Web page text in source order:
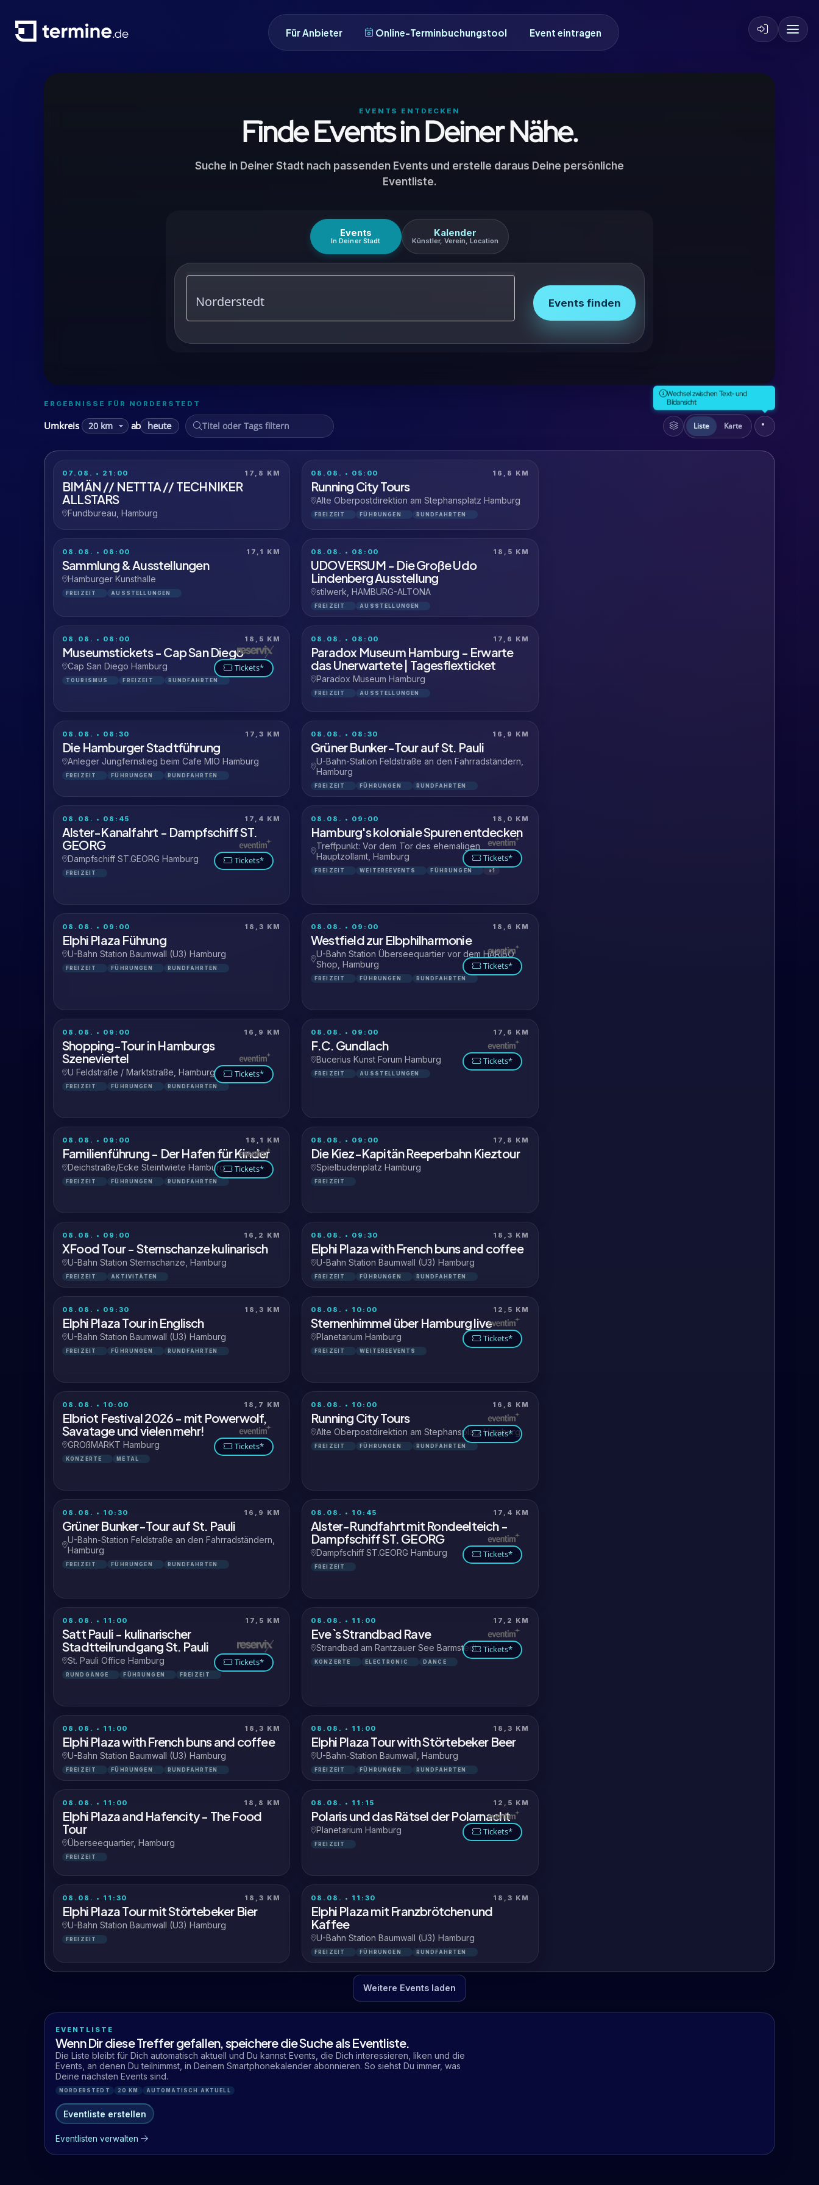
Für Anbieter Online-Terminbuchungstool Event eintragen
EVENTS ENTDECKEN
Finde Events in Deiner Nähe.
Suche in Deiner Stadt nach passenden Events und erstelle daraus Deine persönliche
Eventliste.
Events
In Deiner Stadt
Kalender
Künstler, Verein, Location
Events finden
ERGEBNISSE FÜR NORDERSTEDT
Umkreis ab heute Liste Karte
Wechsel zwischen Text- und
Bildansicht
07.08. • 21:00 17,8 KM
BIMÄN // NETTTA // TECHNIKER
ALLSTARS
Fundbureau, Hamburg
08.08. • 05:00 16,8 KM
Running City Tours
Alte Oberpostdirektion am Stephansplatz Hamburg
FREIZEIT FÜHRUNGEN RUNDFAHRTEN
08.08. • 08:00 17,1 KM
Sammlung & Ausstellungen
Hamburger Kunsthalle
FREIZEIT AUSSTELLUNGEN
08.08. • 08:00 18,5 KM
UDOVERSUM - Die Große Udo
Lindenberg Ausstellung
stilwerk, HAMBURG-ALTONA
FREIZEIT AUSSTELLUNGEN
08.08. • 08:00 18,5 KM
Museumstickets - Cap San Diego
Cap San Diego Hamburg
TOURISMUS FREIZEIT RUNDFAHRTEN
Tickets*
08.08. • 08:00 17,6 KM
Paradox Museum Hamburg - Erwarte
das Unerwartete | Tagesflexticket
Paradox Museum Hamburg
FREIZEIT AUSSTELLUNGEN
08.08. • 08:30 17,3 KM
Die Hamburger Stadtführung
Anleger Jungfernstieg beim Cafe MIO Hamburg
FREIZEIT FÜHRUNGEN RUNDFAHRTEN
08.08. • 08:30 16,9 KM
Grüner Bunker-Tour auf St. Pauli
U-Bahn-Station Feldstraße an den Fahrradständern,
Hamburg
FREIZEIT FÜHRUNGEN RUNDFAHRTEN
08.08. • 08:45 17,4 KM
Alster-Kanalfahrt - Dampfschiff ST.
GEORG
Dampfschiff ST.GEORG Hamburg
FREIZEIT
Tickets*
08.08. • 09:00 18,0 KM
Hamburg's koloniale Spuren entdecken
Treffpunkt: Vor dem Tor des ehemaligen
Hauptzollamt, Hamburg
FREIZEIT WEITEREEVENTS FÜHRUNGEN +1
Tickets*
08.08. • 09:00 18,3 KM
Elphi Plaza Führung
U-Bahn Station Baumwall (U3) Hamburg
FREIZEIT FÜHRUNGEN RUNDFAHRTEN
08.08. • 09:00 18,6 KM
Westfield zur Elbphilharmonie
U-Bahn Station Überseequartier vor dem HARIBO
Shop, Hamburg
FREIZEIT FÜHRUNGEN RUNDFAHRTEN
Tickets*
08.08. • 09:00 16,9 KM
Shopping-Tour in Hamburgs
Szeneviertel
U Feldstraße / Marktstraße, Hamburg
FREIZEIT FÜHRUNGEN RUNDFAHRTEN
Tickets*
08.08. • 09:00 17,6 KM
F.C. Gundlach
Bucerius Kunst Forum Hamburg
FREIZEIT AUSSTELLUNGEN
Tickets*
08.08. • 09:00 18,1 KM
Familienführung - Der Hafen für Kinder
Deichstraße/Ecke Steintwiete Hamburg
FREIZEIT FÜHRUNGEN RUNDFAHRTEN
Tickets*
08.08. • 09:00 17,8 KM
Die Kiez-Kapitän Reeperbahn Kieztour
Spielbudenplatz Hamburg
FREIZEIT
08.08. • 09:00 16,2 KM
XFood Tour - Sternschanze kulinarisch
U-Bahn Station Sternschanze, Hamburg
FREIZEIT AKTIVITÄTEN
08.08. • 09:30 18,3 KM
Elphi Plaza with French buns and coffee
U-Bahn Station Baumwall (U3) Hamburg
FREIZEIT FÜHRUNGEN RUNDFAHRTEN
08.08. • 09:30 18,3 KM
Elphi Plaza Tour in Englisch
U-Bahn Station Baumwall (U3) Hamburg
FREIZEIT FÜHRUNGEN RUNDFAHRTEN
08.08. • 10:00 12,5 KM
Sternenhimmel über Hamburg live
Planetarium Hamburg
FREIZEIT WEITEREEVENTS
Tickets*
08.08. • 10:00 18,7 KM
Elbriot Festival 2026 - mit Powerwolf,
Savatage und vielen mehr!
GROßMARKT Hamburg
KONZERTE METAL
Tickets*
08.08. • 10:00 16,8 KM
Running City Tours
Alte Oberpostdirektion am Stephansplatz Hamburg
FREIZEIT FÜHRUNGEN RUNDFAHRTEN
Tickets*
08.08. • 10:30 16,9 KM
Grüner Bunker-Tour auf St. Pauli
U-Bahn-Station Feldstraße an den Fahrradständern,
Hamburg
FREIZEIT FÜHRUNGEN RUNDFAHRTEN
08.08. • 10:45 17,4 KM
Alster-Rundfahrt mit Rondeelteich -
Dampfschiff ST. GEORG
Dampfschiff ST.GEORG Hamburg
FREIZEIT
Tickets*
08.08. • 11:00 17,5 KM
Satt Pauli - kulinarischer
Stadtteilrundgang St. Pauli
St. Pauli Office Hamburg
RUNDGÄNGE FÜHRUNGEN FREIZEIT
Tickets*
08.08. • 11:00 17,2 KM
Eve`s Strandbad Rave
Strandbad am Rantzauer See Barmstedt
KONZERTE ELECTRONIC DANCE
Tickets*
08.08. • 11:00 18,3 KM
Elphi Plaza with French buns and coffee
U-Bahn Station Baumwall (U3) Hamburg
FREIZEIT FÜHRUNGEN RUNDFAHRTEN
08.08. • 11:00 18,3 KM
Elphi Plaza Tour with Störtebeker Beer
U-Bahn-Station Baumwall, Hamburg
FREIZEIT FÜHRUNGEN RUNDFAHRTEN
08.08. • 11:00 18,8 KM
Elphi Plaza and Hafencity - The Food
Tour
Überseequartier, Hamburg
FREIZEIT
08.08. • 11:15 12,5 KM
Polaris und das Rätsel der Polarnacht
Planetarium Hamburg
FREIZEIT
Tickets*
08.08. • 11:30 18,3 KM
Elphi Plaza Tour mit Störtebeker Bier
U-Bahn Station Baumwall (U3) Hamburg
FREIZEIT
08.08. • 11:30 18,3 KM
Elphi Plaza mit Franzbrötchen und
Kaffee
U-Bahn Station Baumwall (U3) Hamburg
FREIZEIT FÜHRUNGEN RUNDFAHRTEN
Weitere Events laden
EVENTLISTE
Wenn Dir diese Treffer gefallen, speichere die Suche als Eventliste.
Die Liste bleibt für Dich automatisch aktuell und Du kannst Events, die Dich interessieren, liken und die
Events, an denen Du teilnimmst, in Deinem Smartphonekalender abonnieren. So siehst Du immer, was
Deine nächsten Events sind.
NORDERSTEDT 20 KM AUTOMATISCH AKTUELL
Eventliste erstellen
Eventlisten verwalten